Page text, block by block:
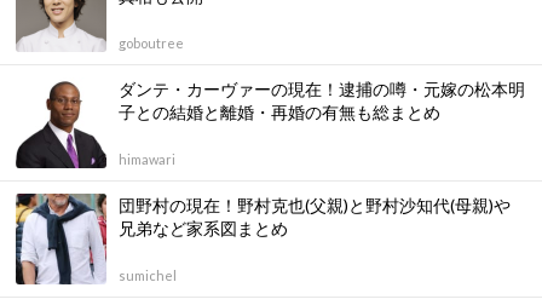
goboutree
ダンテ・カーヴァーの現在！逮捕の噂・元嫁の松本明
子との結婚と離婚・再婚の有無も総まとめ
himawari
団野村の現在！野村克也(父親)と野村沙知代(母親)や
兄弟など家系図まとめ
sumichel